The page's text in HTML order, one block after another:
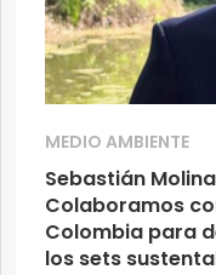
MEDIO AMBIENTE
Sebastián
Colaboramos
Colombia para
los sets